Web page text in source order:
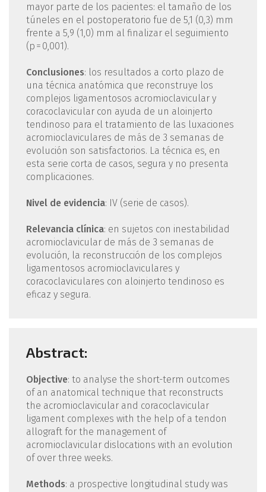
mayor parte de los pacientes: el tamaño de los
túneles en el postoperatorio fue de 5,1 (0,3) mm
frente a 5,9 (1,0) mm al finalizar el seguimiento
(p = 0,001).
Conclusiones: los resultados a corto plazo de
una técnica anatómica que reconstruye los
complejos ligamentosos acromioclavicular y
coracoclavicular con ayuda de un aloinjerto
tendinoso para el tratamiento de las luxaciones
acromioclaviculares de más de 3 semanas de
evolución son satisfactorios. La técnica es, en
esta serie corta de casos, segura y no presenta
complicaciones.
Nivel de evidencia: IV (serie de casos).
Relevancia clínica: en sujetos con inestabilidad
acromioclavicular de más de 3 semanas de
evolución, la reconstrucción de los complejos
ligamentosos acromioclaviculares y
coracoclaviculares con aloinjerto tendinoso es
eficaz y segura.
Abstract:
Objective: to analyse the short-term outcomes
of an anatomical technique that reconstructs
the acromioclavicular and coracoclavicular
ligament complexes with the help of a tendon
allograft for the management of
acromioclavicular dislocations with an evolution
of over three weeks.
Methods: a prospective longitudinal study was